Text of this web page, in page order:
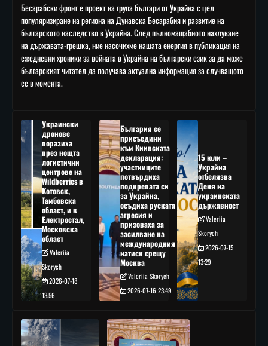
Бесарабски фронт е проект на група българи от Украйна с цел
популяризиране на региона на Дунавска Бесарабия и развитие на
българското наследство в Украйна. След пълномащабното нахлуване
на държавата-грешка, ние насочихме нашата енергия в публикация на
ежедневни хроники за войната в Украйна на български език за да може
българският читател да получава актуална информация за случващото
се в момента.
Украински
дронове
поразиха
през нощта
логистични
центрове на
Wildberries в
Котовск,
Тамбовска
област, и в
Електростал,
Московска
област
Valeriia
Skorych
2026-07-18
13:56
България се
присъедини
към Киивската
декларация:
участниците
потвърдиха
подкрепата си
за Украйна,
осъдиха руската
агресия и
призоваха за
засилване на
международния
натиск срещу
Москва
Valeriia Skorych
2026-07-16 23:49
15 юли –
Украйна
отбелязва
Деня на
украинската
държавност
Valeriia
Skorych
2026-07-15
13:29